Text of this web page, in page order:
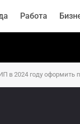
Работа